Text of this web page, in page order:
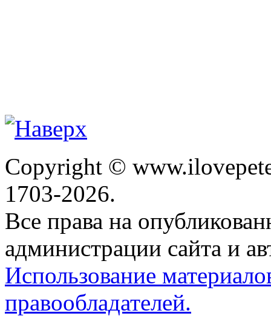
Copyright ©
1703-2026.
Все права на
администрации сайта и
Использование
правообладателей.